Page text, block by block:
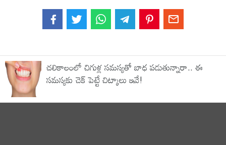
చలికాలంలో చిగుళ్ల సమస్యతో బాధ పడుతున్నారా.. ఈ
సమస్యకు చెక్ పెట్టే చిట్కాలు ఇవే!